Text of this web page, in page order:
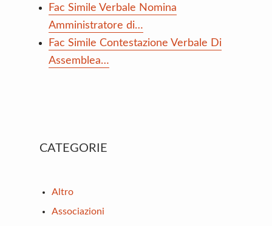
Fac Simile Verbale Nomina
Amministratore di…
Fac Simile Contestazione Verbale Di
Assemblea…
Primary
CATEGORIE
Altro
Associazioni